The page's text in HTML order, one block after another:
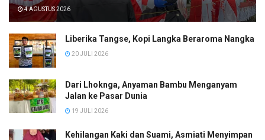
4 AGUSTUS 2026
Liberika Tangse, Kopi Langka Beraroma Nangka
20 JULI 2026
Dari Lhoknga, Anyaman Bambu Menganyam
Jalan ke Pasar Dunia
19 JULI 2026
Kehilangan Kaki dan Suami, Asmiati Menyimpan